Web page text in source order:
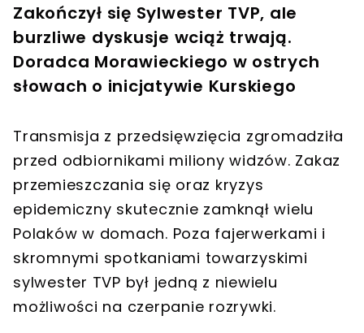
Zakończył się Sylwester TVP, ale
burzliwe dyskusje wciąż trwają.
Doradca Morawieckiego w ostrych
słowach o inicjatywie Kurskiego
Transmisja z przedsięwzięcia zgromadziła
przed odbiornikami miliony widzów. Zakaz
przemieszczania się oraz kryzys
epidemiczny skutecznie zamknął wielu
Polaków w domach. Poza fajerwerkami i
skromnymi spotkaniami towarzyskimi
sylwester TVP był jedną z niewielu
możliwości na czerpanie rozrywki.